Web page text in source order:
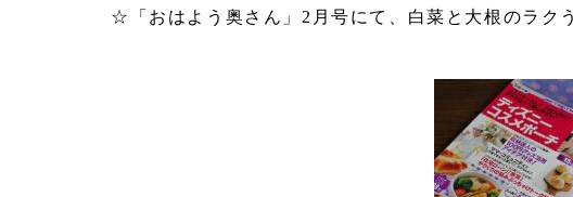
☆「おはよう奥さん」2月号にて、白菜と大根のラ